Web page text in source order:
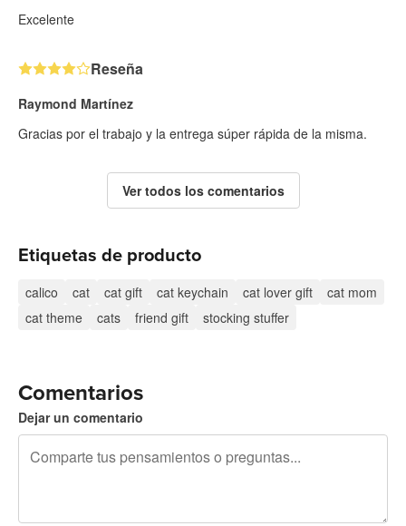
Excelente
Reseña
Raymond Martínez
Gracias por el trabajo y la entrega súper rápida de la misma.
Ver todos los comentarios
Etiquetas de producto
calico cat cat gift cat keychain cat lover gift
cat mom
cat theme
cats friend gift stocking stuffer
Comentarios
Dejar un comentario